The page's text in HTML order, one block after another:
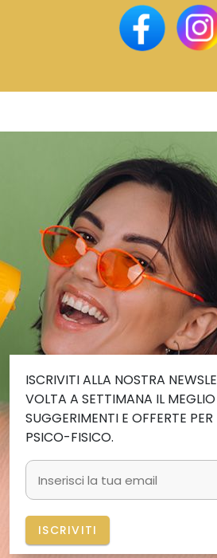
ISCRIVITI ALLA NOSTRA
VOLTA A SETTIMANA IL
SUGGERIMENTI E OFFERTE PER
PSICO-FISICO.
ISCRIVITI